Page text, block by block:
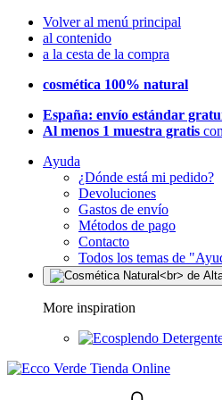
Volver al menú principal
al contenido
a la cesta de la compra
cosmética 100% natural
España: envío estándar
Al menos 1 muestra gratis
Ayuda
¿Dónde está mi pedido?
Devoluciones
Gastos de envío
Métodos de pago
Contacto
Todos los temas de
More inspiration